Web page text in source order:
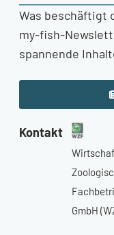
Was beschäftigt
my-fish-
spannende
Kontakt
GmbH